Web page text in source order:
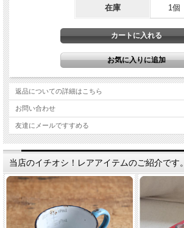
在庫 1個
返品についての詳細はこちら
お問い合わせ
友達にメールですすめる
当店のイチオシ！レアアイテムのご紹介です。